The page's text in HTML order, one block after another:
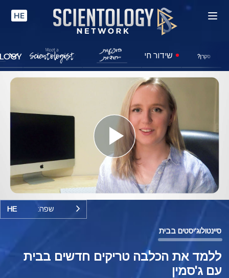
HE
סקרן? שידור חי
Play
Video
שפה: HE
סיינטולוג'יסטים בבית
ללמד את הכלבה טריקים חדשים בבית
עם ג'סמין